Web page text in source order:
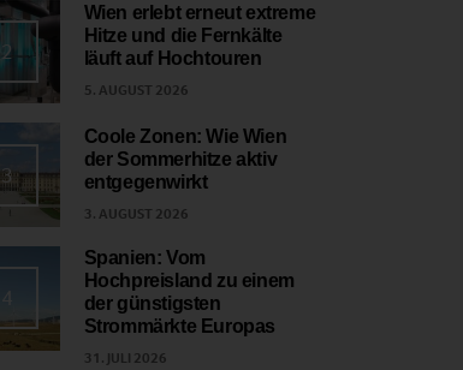
2
Wien erlebt erneut extreme
Hitze und die Fernkälte
läuft auf Hochtouren
5. AUGUST 2026
3
Coole Zonen: Wie Wien
der Sommerhitze aktiv
entgegenwirkt
3. AUGUST 2026
4
Spanien: Vom
Hochpreisland zu einem
der günstigsten
Strommärkte Europas
31. JULI 2026